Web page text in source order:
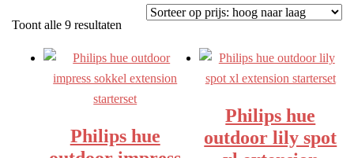
Toont alle 9 resultaten Gesorteerd
prijs:
hoog
naar
laag
Philips hue
Philips hue
outdoor lily spot